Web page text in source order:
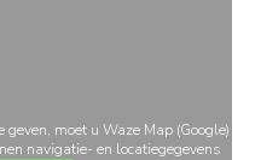
moet u Waze Map (Google)
navigatie- en locatiegegevens